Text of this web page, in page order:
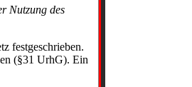
Nutzung des
festgeschrieben.
(§31 UrhG). Ein